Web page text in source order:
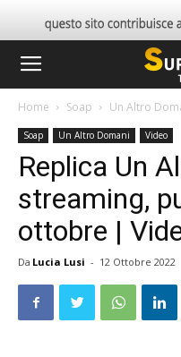
Home Soap Un Altro
Soap Un Altro Domani Video
Replica Un
streaming,
ottobre |
Da Lucia Lusi - 12 Ottobre 2022